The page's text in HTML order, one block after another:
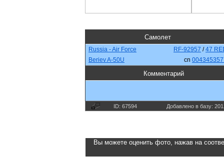
Самолет
Russia - Air Force RF-92957 /47
Beriev A-50U
cn
Комментарий
ID: 67594 Добавлено в базу:
Вы можете оценить фото, нажав на